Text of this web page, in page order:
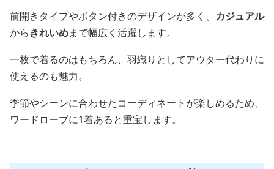
前開きタイプやボタン付きのデザインが多く、 カジュアル
からきれいめまで幅広く活躍します。
一枚で着るのはもちろん、羽織りとしてアウター代わりに
使えるのも魅力。
季節やシーンに合わせたコーディネートが楽しめるため、
ワードローブに1着あると重宝します。